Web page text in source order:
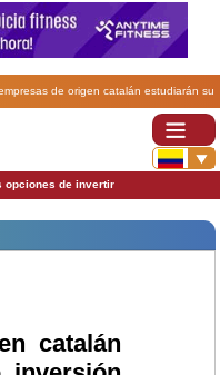
de origen catalán estudiarán su
opciones de invertir
catalán